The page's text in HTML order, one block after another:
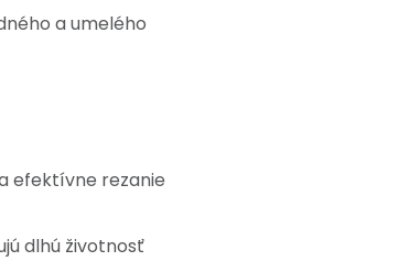
a umelého
efektívne rezanie
dlhú životnosť